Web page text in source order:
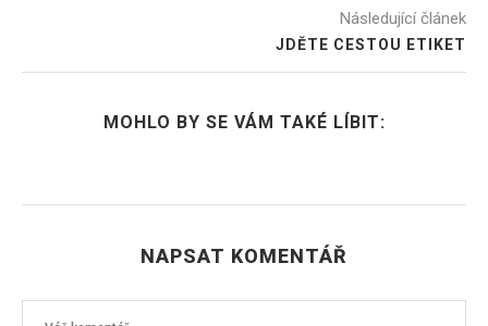
Následující článek
JDĚTE CESTOU ETIKET
MOHLO BY SE VÁM TAKÉ LÍBIT:
NAPSAT KOMENTÁŘ